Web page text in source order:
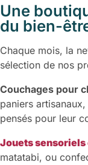
Une
du bien-
Chaque mois, la
sélection de nos
Couchages pour
paniers
pensés pour leur
Jouets
matatabi, ou